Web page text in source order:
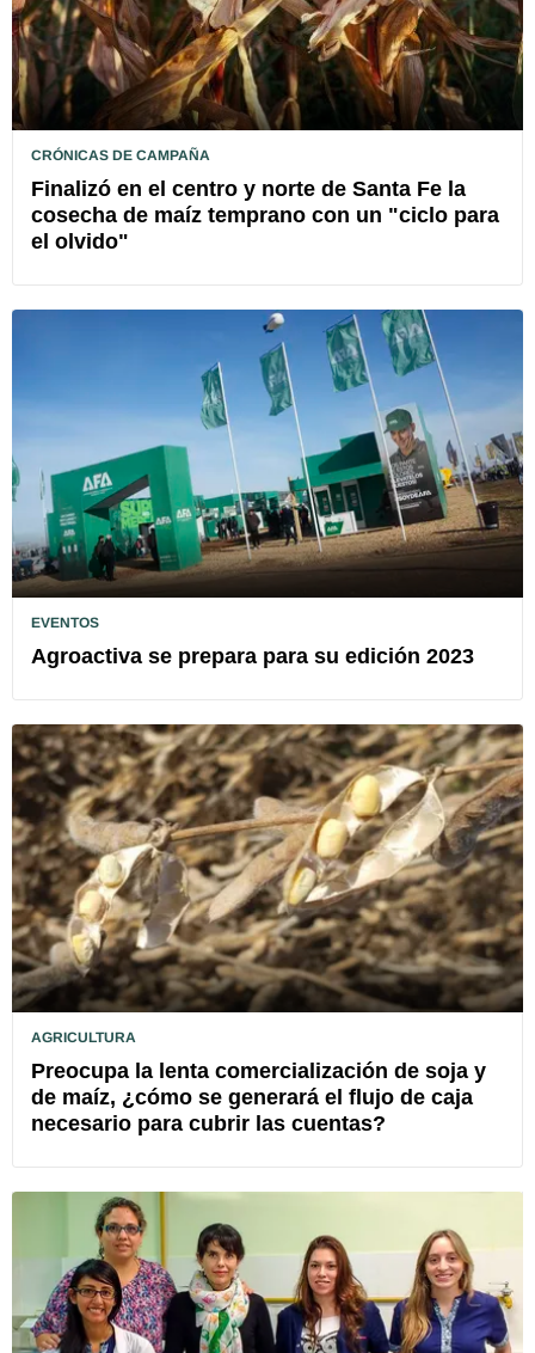
CRÓNICAS DE CAMPAÑA
Finalizó en el centro y norte de Santa Fe la
cosecha de maíz temprano con un "ciclo para
el olvido"
EVENTOS
Agroactiva se prepara para su edición 2023
AGRICULTURA
Preocupa la lenta comercialización de soja y
de maíz, ¿cómo se generará el flujo de caja
necesario para cubrir las cuentas?